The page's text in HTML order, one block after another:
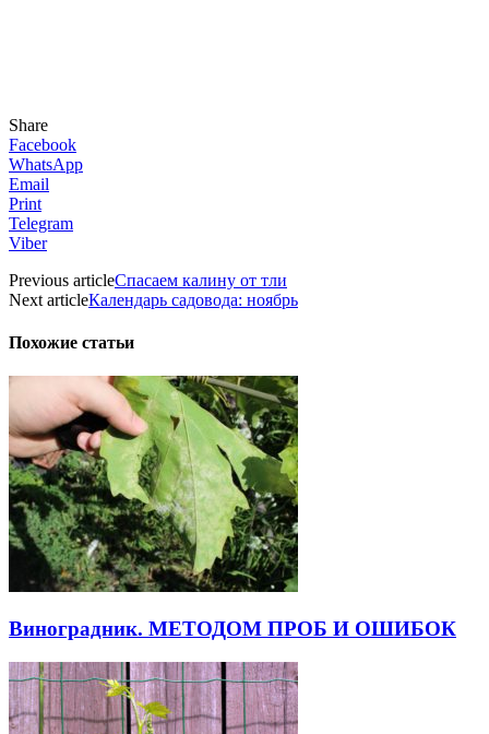
Share
Facebook
WhatsApp
Email
Print
Telegram
Viber
Previous articleСпасаем калину от тли
Next articleКалендарь садовода: ноябрь
Похожие статьи
Виноградник. МЕТОДОМ ПРОБ И ОШИБОК